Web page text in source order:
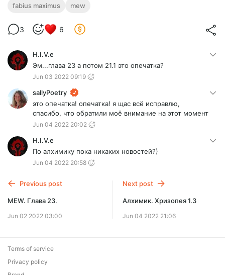
fabius maximus
mew
3 6
H.I.V.e
Эм...глава 23 а потом 21.1 это опечатка?
Jun 03 2022 09:19
sallyPoetry
это опечатка! опечатка! я щас всё исправлю,
спасибо, что обратили моё внимание на этот момент
Jun 04 2022 20:02
H.I.V.e
По алхимику пока никаких новостей?)
Jun 04 2022 20:58
Previous post
MEW. Глава 23.
Jun 02 2022 03:00
Next post
Алхимик. Хризопея 1.3
Jun 04 2022 21:06
Terms of service
Privacy policy